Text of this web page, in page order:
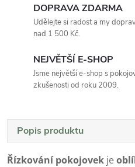
DOPRAVA ZDARMA
Udělejte si radost a my
nad 1 500 Kč.
NEJVĚTŠÍ E-SHOP
Jsme největší e-shop s
zkušenosti od roku 2009.
Popis produktu
Řízkování pokojovek je